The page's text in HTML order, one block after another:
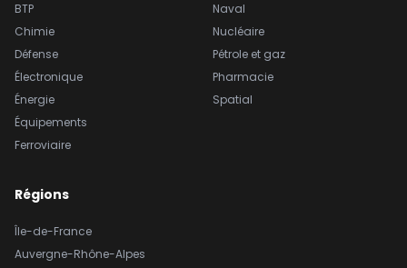
BTP
Chimie
Défense
Électronique
Énergie
Équipements
Ferroviaire
Naval
Nucléaire
Pétrole et gaz
Pharmacie
Spatial
Régions
Île-de-France
Auvergne-Rhône-Alpes